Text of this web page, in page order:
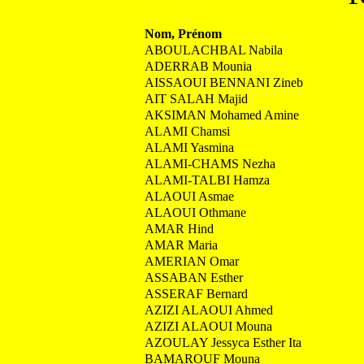
Nom, Prénom
ABOULACHBAL Nabila
ADERRAB Mounia
AISSAOUI BENNANI Zineb
AIT SALAH Majid
AKSIMAN Mohamed Amine
ALAMI Chamsi
ALAMI Yasmina
ALAMI-CHAMS Nezha
ALAMI-TALBI Hamza
ALAOUI Asmae
ALAOUI Othmane
AMAR Hind
AMAR Maria
AMERIAN Omar
ASSABAN Esther
ASSERAF Bernard
AZIZI ALAOUI Ahmed
AZIZI ALAOUI Mouna
AZOULAY Jessyca Esther Ita
BAMAROUF Mouna